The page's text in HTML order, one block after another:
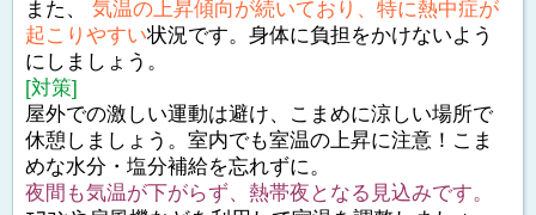
また、 気温の上昇傾向が続いており、特に熱中症が
起こりやすい状況です。身体に負担をかけないよう
にしましょう。
[対策]
屋外での激しい運動は避け、こまめに涼しい場所で
休憩しましょう。室内でも室温の上昇に注意！こま
めな水分・塩分補給を忘れずに。
夜間も気温が下がらず、熱帯夜となる見込みです。